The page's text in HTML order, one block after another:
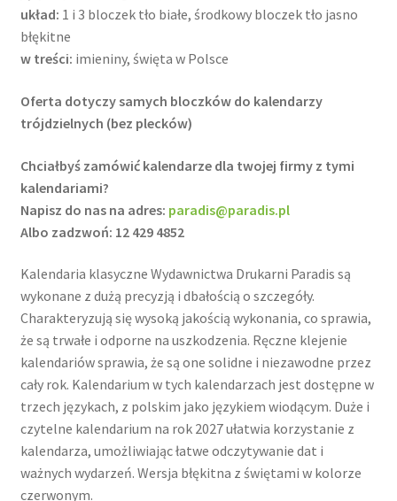
układ: 1 i 3 bloczek tło białe, środkowy bloczek tło jasno
błękitne
w treści: imieniny, święta w Polsce
Oferta dotyczy samych bloczków do kalendarzy
trójdzielnych (bez plecków)
Chciałbyś zamówić kalendarze dla twojej firmy z tymi
kalendariami?
Napisz do nas na adres: paradis@paradis.pl
Albo zadzwoń: 12 429 4852
Kalendaria klasyczne Wydawnictwa Drukarni Paradis są
wykonane z dużą precyzją i dbałością o szczegóły.
Charakteryzują się wysoką jakością wykonania, co sprawia,
że są trwałe i odporne na uszkodzenia. Ręczne klejenie
kalendariów sprawia, że są one solidne i niezawodne przez
cały rok. Kalendarium w tych kalendarzach jest dostępne w
trzech językach, z polskim jako językiem wiodącym. Duże i
czytelne kalendarium na rok 2027 ułatwia korzystanie z
kalendarza, umożliwiając łatwe odczytywanie dat i
ważnych wydarzeń. Wersja błękitna z świętami w kolorze
czerwonym.